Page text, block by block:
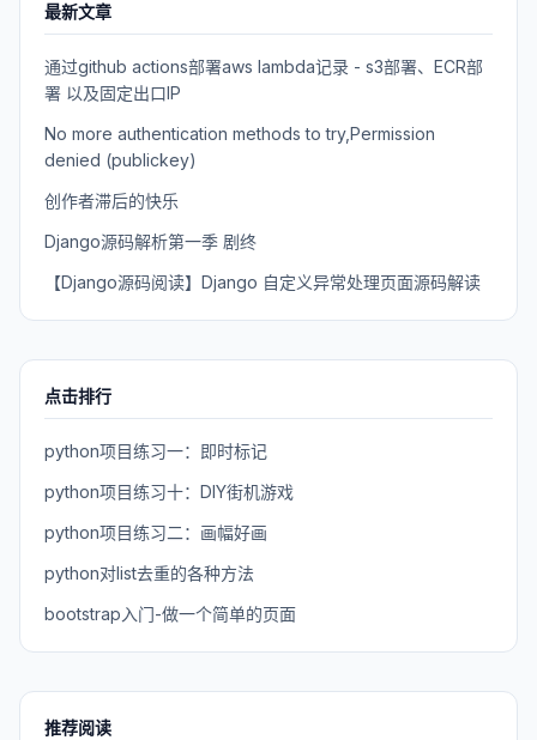
最新文章
通过github actions部署aws lambda记录 - s3部署、ECR部
署 以及固定出口IP
No more authentication methods to try,Permission
denied (publickey)
创作者滞后的快乐
Django源码解析第一季 剧终
【Django源码阅读】Django 自定义异常处理页面源码解读
点击排行
python项目练习一：即时标记
python项目练习十：DIY街机游戏
python项目练习二：画幅好画
python对list去重的各种方法
bootstrap入门-做一个简单的页面
推荐阅读